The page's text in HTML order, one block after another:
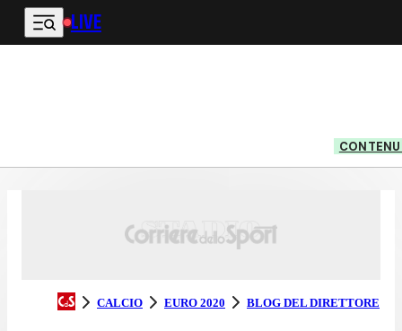
Vai al contenuto principale
LIVE
CALCIO EURO 2020 BLOG DEL DIRETTORE